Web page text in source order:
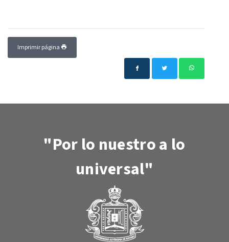
Imprimir página
"Por lo nuestro a lo
universal"